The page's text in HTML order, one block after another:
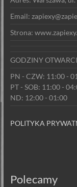
Email:
Strona:
GODZINY
PN - CZW: 11:00 -
PT - SOB: 11:00 -
ND: 12:00 - 01:00
POLITYKA
Polecamy